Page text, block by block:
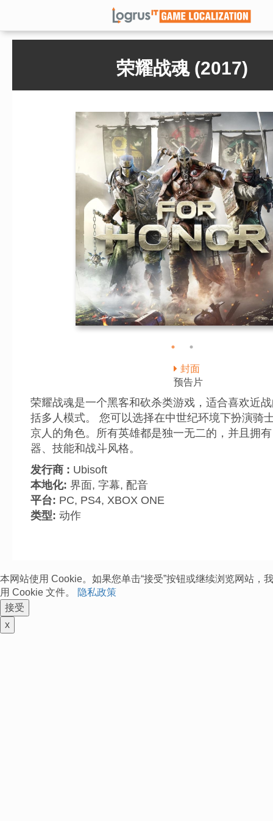
荣耀战魂 (2017)
Play
Seek Current
time
00:00
Mute
封面
预告片
荣耀战魂是一个黑客和砍杀类游戏，适合喜欢近
括多人模式。 您可以选择在中世纪环境下扮演骑
京人的角色。所有英雄都是独一无二的，并且拥
器、技能和战斗风格。
发行商 : Ubisoft
本地化: 界面, 字幕, 配音
平台: PC, PS4, XBOX ONE
类型: 动作
本网站使用 Cookie。如果您单击“接受”按钮或继续浏览网站，
用 Cookie 文件。
隐私政策
接受
x